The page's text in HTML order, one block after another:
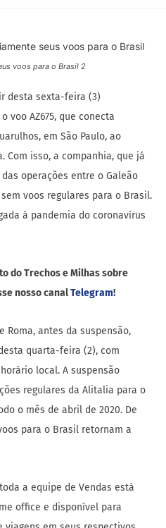
voos para o Brasil 2
desta sexta-feira (3)
voo AZ675, que conecta
em São Paulo, ao
Com isso, a companhia, que já
operações entre o Galeão
voos regulares para o Brasil.
à pandemia do coronavírus
do Trechos e Milhas sobre
nosso canalTelegram!
Roma, antes da suspensão,
quarta-feira (2), com
local. A suspensão
regulares da Alitalia para o
o mês de abril de 2020. De
para o Brasil retornam a
a equipe de Vendas está
office e disponível para